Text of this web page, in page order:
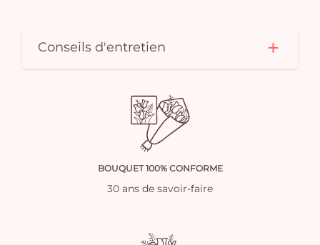
Conseils d'entretien
BOUQUET 100% CONFORME
30 ans de savoir-faire